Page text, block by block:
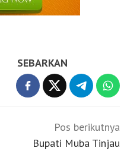
SEBARKAN
Pos berikutnya
Bupati Muba Tinjau